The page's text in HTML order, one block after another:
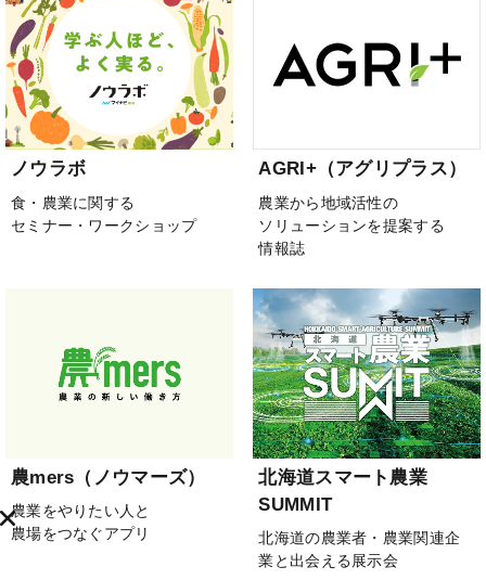
ノウラボ
食・農業に関する
セミナー・ワークショップ
AGRI+（アグリプラス）
農業から地域活性の
ソリューションを提案する
情報誌
農mers（ノウマーズ）
農業をやりたい人と
農場をつなぐアプリ
北海道スマート農業
SUMMIT
北海道の農業者・農業関連企
業と出会える展示会